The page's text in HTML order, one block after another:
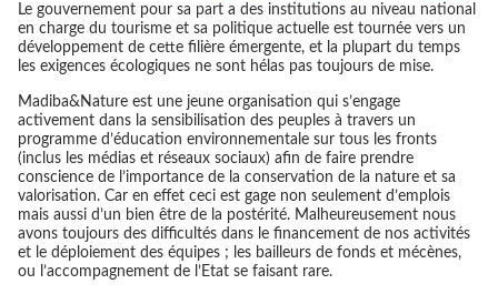
Le gouvernement pour sa part a des institutions au niveau national
en charge du tourisme et sa politique actuelle est tournée vers un
développement de cette filière émergente, et la plupart du temps
les exigences écologiques ne sont hélas pas toujours de mise.
Madiba&Nature est une jeune organisation qui s’engage
activement dans la sensibilisation des peuples à travers un
programme d’éducation environnementale sur tous les fronts
(inclus les médias et réseaux sociaux) afin de faire prendre
conscience de l’importance de la conservation de la nature et sa
valorisation. Car en effet ceci est gage non seulement d’emplois
mais aussi d’un bien être de la postérité. Malheureusement nous
avons toujours des difficultés dans le financement de nos activités
et le déploiement des équipes ; les bailleurs de fonds et mécènes,
ou l’accompagnement de l’Etat se faisant rare.